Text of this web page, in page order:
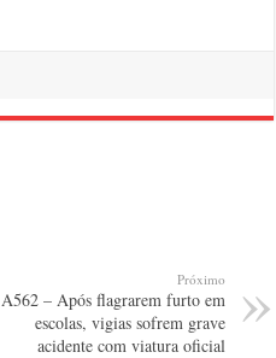
Próximo
A562 – Após flagrarem furto em
escolas, vigias sofrem grave
acidente com viatura oficial